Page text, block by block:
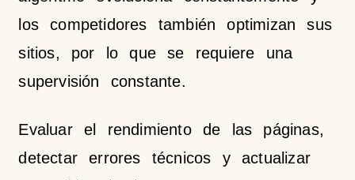
los competidores también optimizan sus
sitios, por lo que se requiere una
supervisión constante.
Evaluar el rendimiento de las páginas,
detectar errores técnicos y actualizar